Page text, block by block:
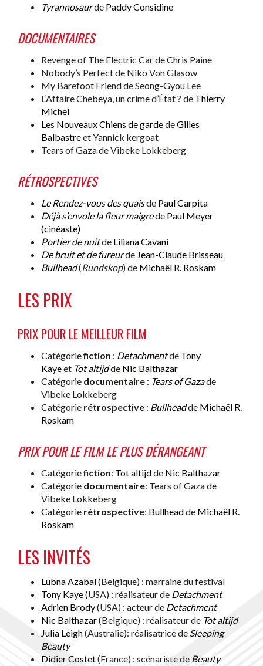
Tyrannosaurde Paddy Considine
DOCUMENTAIRES
Revenge of The Electric Car de Chris Paine
Nobody’s Perfect de Niko Von Glasow
My Barefoot Friend de Seong-Gyou Lee
L’Affaire Chebeya, un crime d’État ? de Thierry
Michel
Les Nouveaux Chiens de gardedeGilles
Balbastreet Yannick kergoat
Tears of Gaza de Vibeke Lokkeberg
RÉTROSPECTIVES
Le Rendez-vous des quaisde Paul Carpita
Déjà s’envole la fleur maigrede Paul Meyer
(cinéaste)
Portier de nuitde Liliana Cavani
De bruit et de fureurde Jean-Claude Brisseau
Bullhead(Rundskop) de Michaël R. Roskam
LES PRIX
PRIX POUR LE MEILLEUR FILM
Catégoriefiction : Detachmentde Tony
Kayeet Tot altijdde Nic Balthazar
Catégorie documentaire : Tears of Gazade
Vibeke Lokkeberg
Catégorie rétrospective : Bullheadde Michaël R.
Roskam
PRIX POUR LE FILM LE PLUS DÉRANGEANT
Catégoriefiction: Tot altijdde Nic Balthazar
Catégorie documentaire: Tears of Gaza de
Vibeke Lokkeberg
Catégorie rétrospective: Bullheadde Michaël R.
Roskam
LES INVITÉS
Lubna Azabal(Belgique) : marraine du festival
Tony Kaye(USA) : réalisateur de Detachment
Adrien Brody(USA) : acteur de Detachment
Nic Balthazar(Belgique) : réalisateur de Tot altijd
Julia Leigh(Australie): réalisatrice de Sleeping
Beauty
Didier Costet(France) : scénariste de Beauty